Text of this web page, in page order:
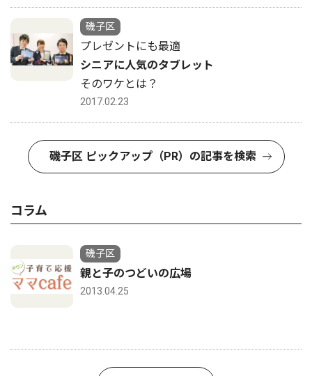
磯子区
プレゼントにも最適
シニアに人気のタブレット
そのワケとは？
2017.02.23
磯子区 ピックアップ（PR）の記事を検索
コラム
磯子区
親と子のつどいの広場
2013.04.25